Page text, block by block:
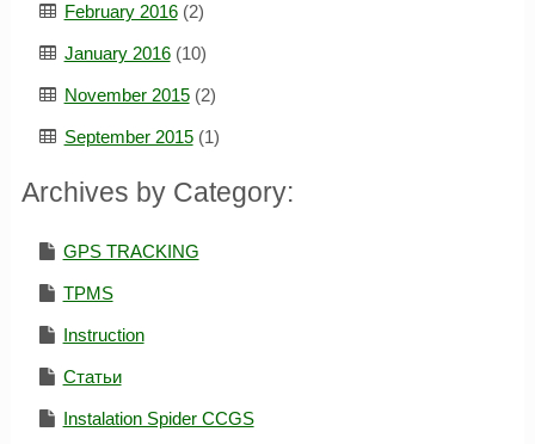
February 2016(2)
January 2016(10)
November 2015(2)
September 2015(1)
Archives by Category:
GPS TRACKING
TPMS
Instruction
Статьи
Instalation Spider CCGS